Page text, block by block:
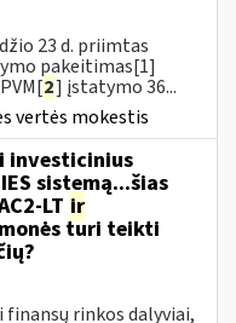
23 d. priimtas
pakeitimas[1]
2] įstatymo 36...
vertės mokestis
investicinius
sistemą...šias
LT ir
turi teikti
rinkos dalyviai,